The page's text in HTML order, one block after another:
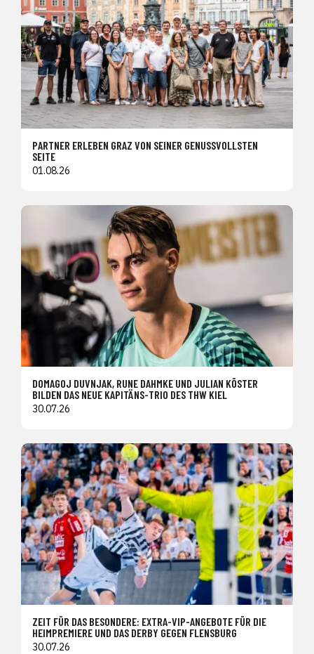
PARTNER ERLEBEN GRAZ VON SEINER GENUSSVOLLSTEN
SEITE
01.08.26
DOMAGOJ DUVNJAK, RUNE DAHMKE UND JULIAN KÖSTER
BILDEN DAS NEUE KAPITÄNS-TRIO DES THW KIEL
30.07.26
ZEIT FÜR DAS BESONDERE: EXTRA-VIP-ANGEBOTE FÜR DIE
HEIMPREMIERE UND DAS DERBY GEGEN FLENSBURG
30.07.26